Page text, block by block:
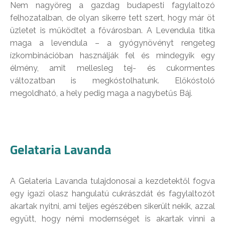
Nem nagyöreg a gazdag budapesti fagylaltozó
felhozatalban, de olyan sikerre tett szert, hogy már öt
üzletet is működtet a fővárosban. A Levendula titka
maga a levendula – a gyógynövényt rengeteg
ízkombinációban használják fel és mindegyik egy
élmény, amit mellesleg tej- és cukormentes
változatban is megkóstolhatunk. Előkóstoló
megoldható, a hely pedig maga a nagybetűs Báj.
Gelataria Lavanda
A Gelateria Lavanda tulajdonosai a kezdetektől fogva
egy igazi olasz hangulatú cukrászdát és fagylaltozót
akartak nyitni, ami teljes egészében sikerült nekik, azzal
együtt, hogy némi modernséget is akartak vinni a